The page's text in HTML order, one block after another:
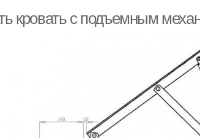
кровать с подъемным